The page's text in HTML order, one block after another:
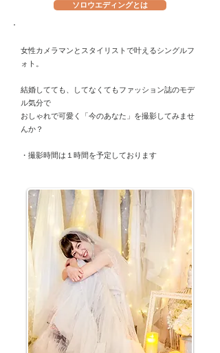
ソロウエディングとは
女性カメラマンとスタイリストで叶えるシングルフ
ォト。
結婚してても、してなくてもファッション誌のモデ
ル気分で
おしゃれで可愛く「今のあなた」を撮影してみませ
んか？
​・撮影時間は１時間を予定しております